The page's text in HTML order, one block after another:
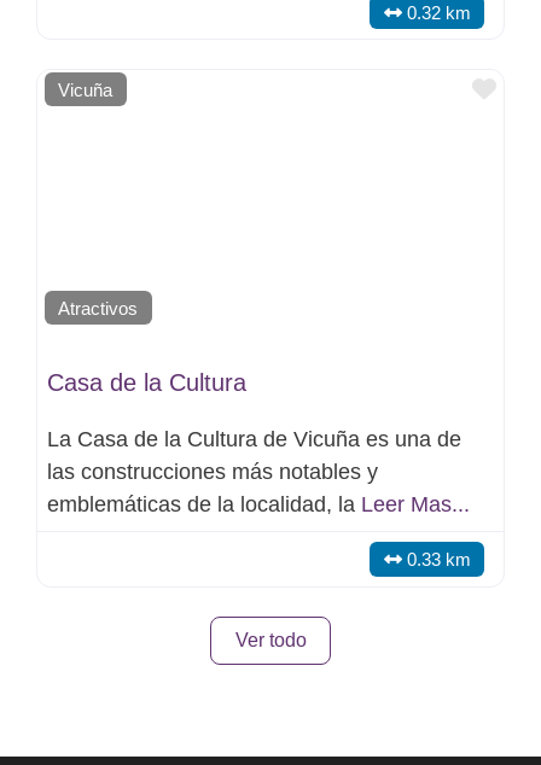
0.32 km
Vicuña
Atractivos
Casa de la Cultura
La Casa de la Cultura de Vicuña es una de
las construcciones más notables y
emblemáticas de la localidad, la Leer Mas...
0.33 km
Ver todo